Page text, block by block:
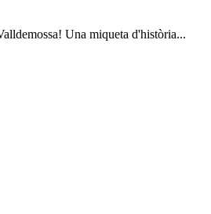
Una miqueta d'història...